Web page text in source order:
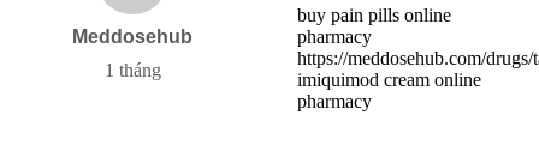
Meddosehub
1 tháng
buy pain pills online
pharmacy
https://meddosehub.com/
imiquimod cream online
pharmacy